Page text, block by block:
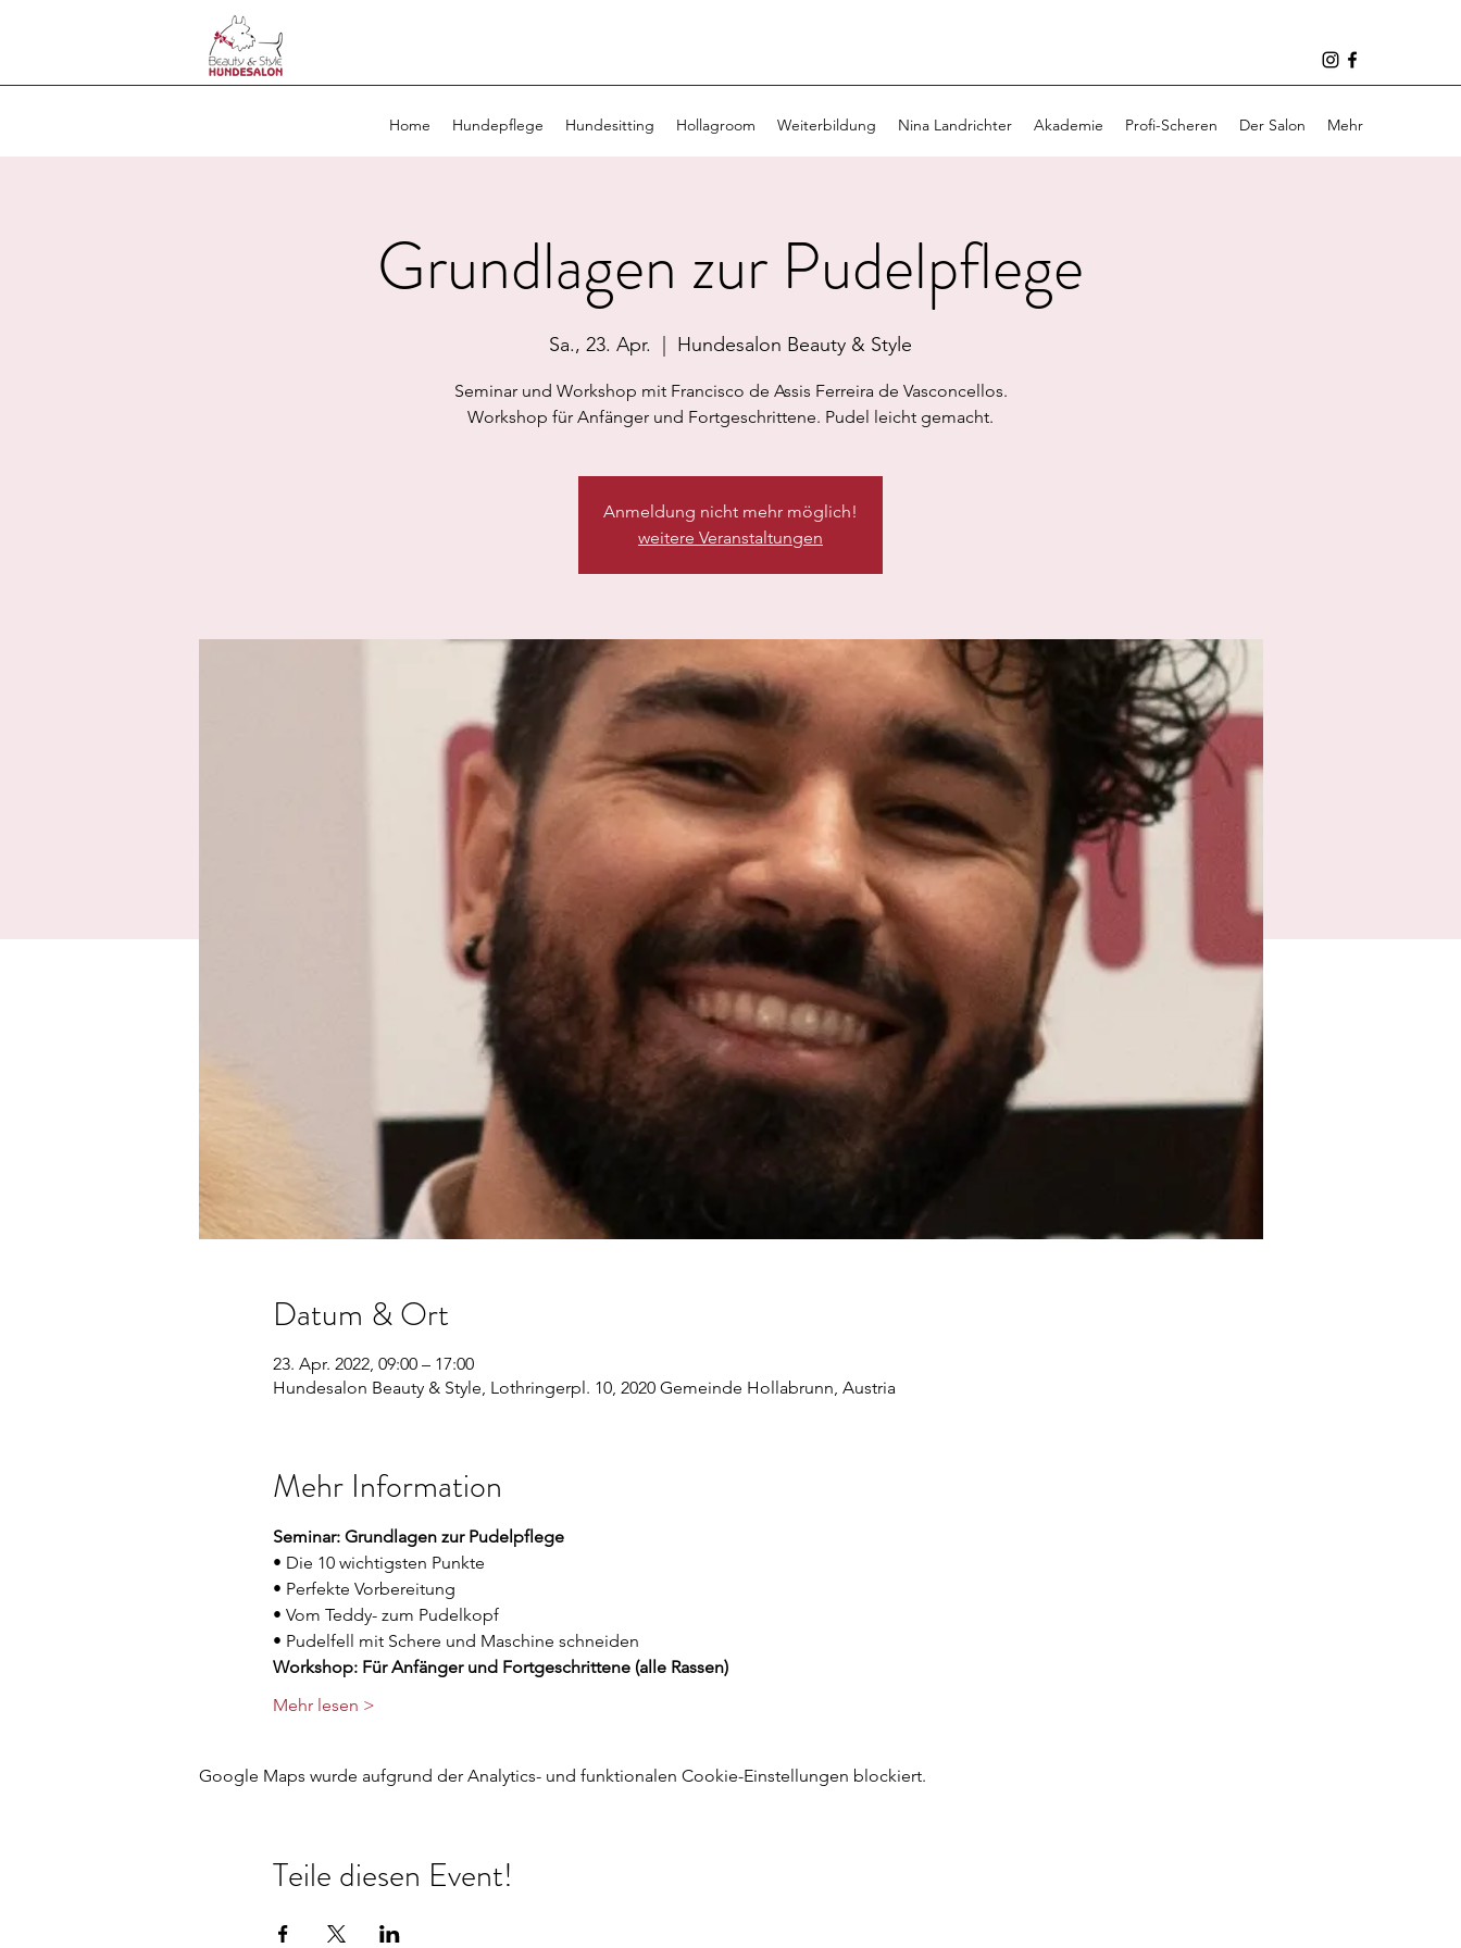
Home Hundepflege Hundesitting Hollagroom Weiterbildung Nina Landrichter Akademie Profi-Scheren Der Salon Mehr
Grundlagen zur Pudelpflege
Sa., 23. Apr. Hundesalon Beauty & Style
Seminar und Workshop mit Francisco de Assis Ferreira de Vasconcellos.
Workshop für Anfänger und Fortgeschrittene. Pudel leicht gemacht.
Anmeldung nicht mehr möglich!
weitere Veranstaltungen
Datum & Ort
23. Apr. 2022, 09:00 – 17:00
Hundesalon Beauty & Style, Lothringerpl. 10, 2020 Gemeinde Hollabrunn, Austria
Mehr Information
Seminar: Grundlagen zur Pudelpflege
• Die 10 wichtigsten Punkte
• Perfekte Vorbereitung
• Vom Teddy- zum Pudelkopf
• Pudelfell mit Schere und Maschine schneiden
Workshop: Für Anfänger und Fortgeschrittene (alle Rassen)
Mehr lesen >
Google Maps wurde aufgrund der Analytics- und funktionalen Cookie-Einstellungen blockiert.
Teile diesen Event!